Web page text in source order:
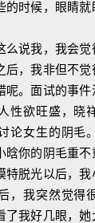
时候，眼睛就
说我，我会觉
后，我非但不觉
呢。面试的事
性欲旺盛，晓
论女生的阴毛
晗你的阴毛重不
特脱光以后，
，我突然觉得
了我好几眼，